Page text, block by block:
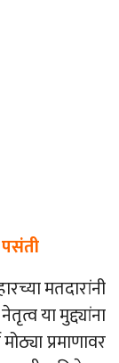
पसंती
मतदारांनी
या मुद्द्यांना
प्रमाणावर